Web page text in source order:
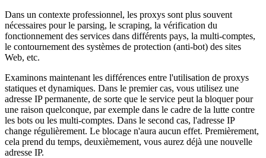
Dans un contexte professionnel, les proxys sont plus souvent
nécessaires pour le parsing, le scraping, la vérification du
fonctionnement des services dans différents pays, la multi-comptes,
le contournement des systèmes de protection (anti-bot) des sites
Web, etc.
Examinons maintenant les différences entre l'utilisation de proxys
statiques et dynamiques. Dans le premier cas, vous utilisez une
adresse IP permanente, de sorte que le service peut la bloquer pour
une raison quelconque, par exemple dans le cadre de la lutte contre
les bots ou les multi-comptes. Dans le second cas, l'adresse IP
change régulièrement. Le blocage n'aura aucun effet. Premièrement,
cela prend du temps, deuxièmement, vous aurez déjà une nouvelle
adresse IP.